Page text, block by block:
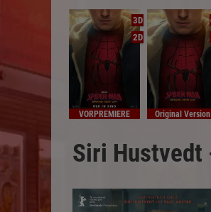
3D
2D
VORPREMIERE Original Version
Siri Hustvedt